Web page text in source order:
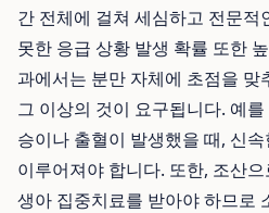
간 전체에 걸쳐 세심하고 전문적
못한 응급 상황 발생 확률 또한
과에서는 분만 자체에 초점을
그 이상의 것이 요구됩니다. 예
승이나 출혈이 발생했을 때, 신
이루어져야 합니다. 또한, 조산
생아 집중치료를 받아야 하므로